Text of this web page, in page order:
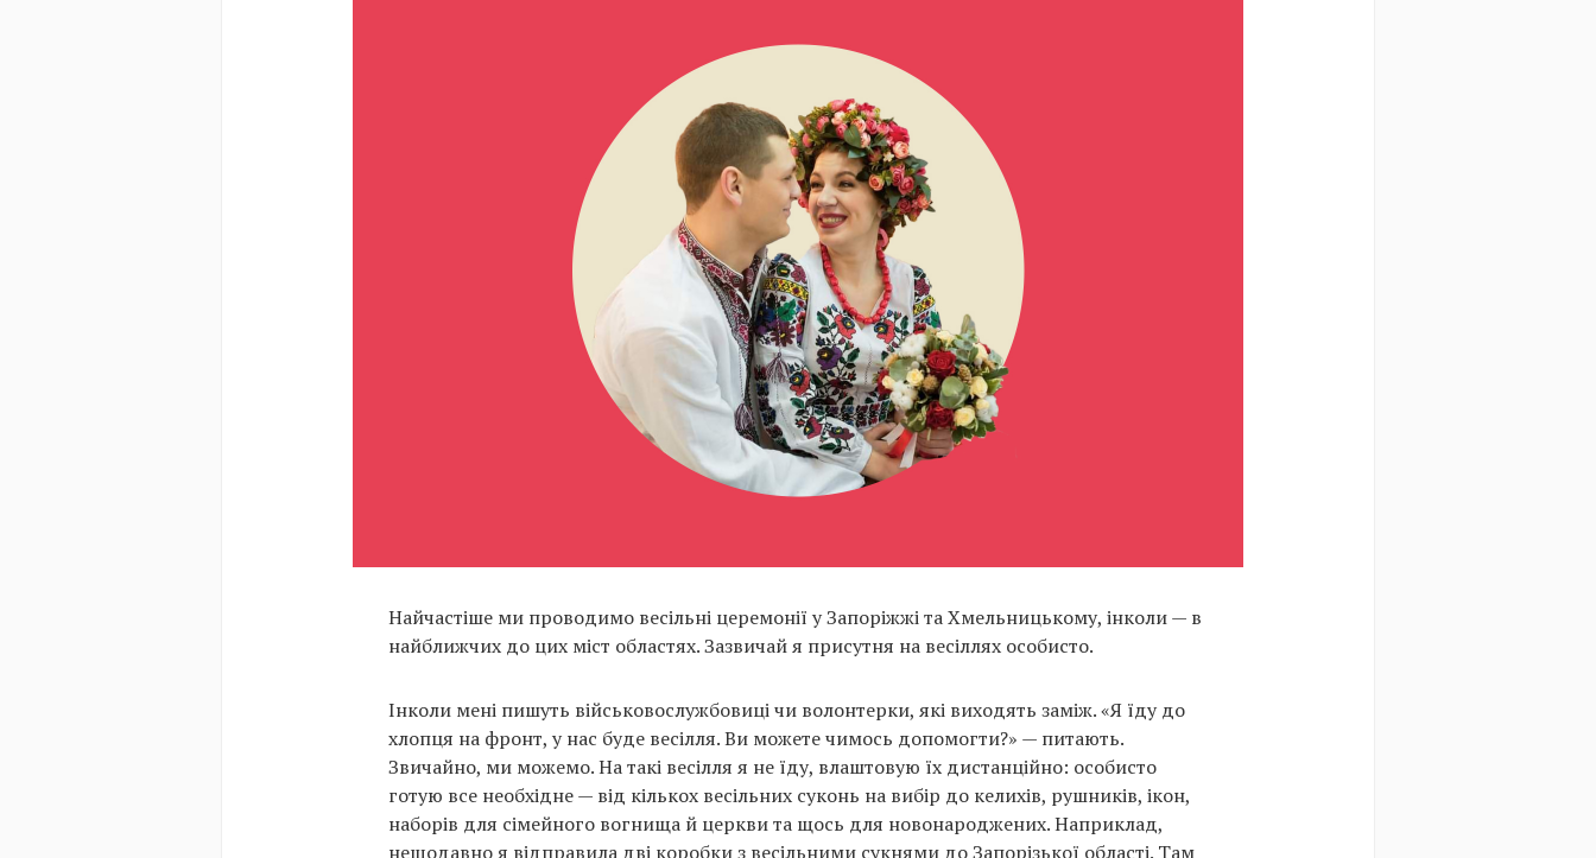
Найчастіше ми проводимо весільні церемонії у Запоріжжі та Хмельницькому, інколи — в
найближчих до цих міст областях. Зазвичай я присутня на весіллях особисто.
Інколи мені пишуть військовослужбовиці чи волонтерки, які виходять заміж. «Я їду до
хлопця на фронт, у нас буде весілля. Ви можете чимось допомогти?» — питають.
Звичайно, ми можемо. На такі весілля я не їду, влаштовую їх дистанційно: особисто
готую все необхідне — від кількох весільних суконь на вибір до келихів, рушників, ікон,
наборів для сімейного вогнища й церкви та щось для новонароджених. Наприклад,
нещодавно я відправила дві коробки з весільними сукнями до Запорізької області. Там